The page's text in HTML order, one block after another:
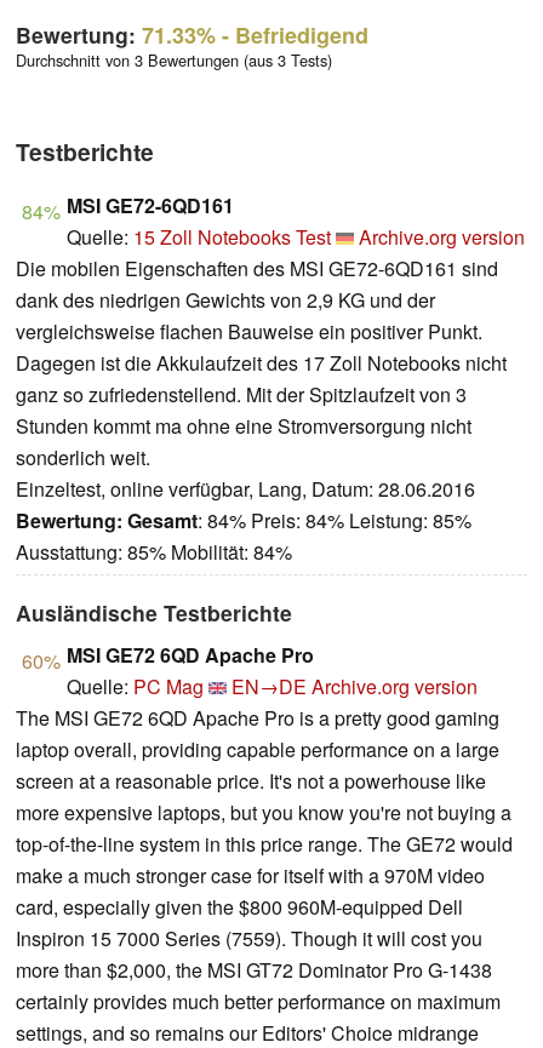
Bewertung: 71.33%- Befriedigend
Durchschnitt von 3 Bewertungen (aus 3 Tests)
Testberichte
84% MSI GE72-6QD161
Quelle: 15 Zoll Notebooks Test
Archive.org version
Die mobilen Eigenschaften des MSI GE72-6QD161 sind
dank des niedrigen Gewichts von 2,9 KG und der
vergleichsweise flachen Bauweise ein positiver Punkt.
Dagegen ist die Akkulaufzeit des 17 Zoll Notebooks nicht
ganz so zufriedenstellend. Mit der Spitzlaufzeit von 3
Stunden kommt ma ohne eine Stromversorgung nicht
sonderlich weit.
Einzeltest, online verfügbar, Lang, Datum: 28.06.2016
Bewertung: Gesamt: 84% Preis: 84% Leistung: 85%
Ausstattung: 85% Mobilität: 84%
Ausländische Testberichte
60% MSI GE72 6QD Apache Pro
Quelle: PC Mag EN→DE Archive.org version
The MSI GE72 6QD Apache Pro is a pretty good gaming
laptop overall, providing capable performance on a large
screen at a reasonable price. It's not a powerhouse like
more expensive laptops, but you know you're not buying a
top-of-the-line system in this price range. The GE72 would
make a much stronger case for itself with a 970M video
card, especially given the $800 960M-equipped Dell
Inspiron 15 7000 Series (7559). Though it will cost you
more than $2,000, the MSI GT72 Dominator Pro G-1438
certainly provides much better performance on maximum
settings, and so remains our Editors' Choice midrange